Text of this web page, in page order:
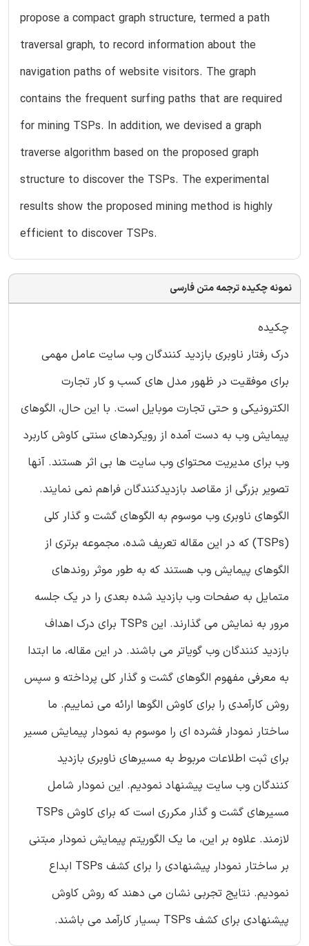
propose a compact graph structure, termed a path
traversal graph, to record information about the
navigation paths of website visitors. The graph
contains the frequent surfing paths that are required
for mining TSPs. In addition, we devised a graph
traverse algorithm based on the proposed graph
structure to discover the TSPs. The experimental
results show the proposed mining method is highly
efficient to discover TSPs.
نمونه چکیده ترجمه متن فارسی
چکیده
درک رفتار ناوبری بازدید کنندگان وب سایت عامل مهمی
برای موفقیت در ظهور مدل های کسب و کار تجارت
الکترونیکی و حتی تجارت موبایل است. با این حال، الگوهای
پیمایش وب به دست آمده از رویکردهای سنتی کاوش کاربرد
وب برای مدیریت محتوای وب سایت ها ‏بی اثر هستند. آنها
تصویر بزرگی از مقاصد بازدیدکنندگان فراهم نمی نمایند.
الگوهای ناوبری وب موسوم به الگوهای گشت و گذار کلی
(TSPs) که در این مقاله تعریف شده، مجموعه برتری از
الگوهای پیمایش وب هستند که به طور موثر روندهای
متمایل به صفحات وب بازدید شده بعدی را در یک جلسه
مرور به نمایش می گذارند. این TSPs برای درک اهداف
بازدید کنندگان وب گویاتر می باشند. در این مقاله، ما ابتدا
به معرفی مفهوم الگوهای گشت و گذار کلی پرداخته و سپس
روش کارآمدی را برای کاوش الگوها ارائه می نماییم. ما
ساختار نمودار فشرده ای را موسوم به نمودار پیمایش مسیر
برای ثبت اطلاعات مربوط به مسیرهای ناوبری بازدید
کنندگان وب سایت پیشنهاد نمودیم. این نمودار شامل
مسیرهای گشت و گذار مکرری است که برای کاوش TSPs
لازمند. علاوه بر این، ما یک الگوریتم پیمایش نمودار مبتنی
بر ساختار نمودار پیشنهادی را برای کشف TSPs ابداع
نمودیم. نتایج تجربی نشان می دهند که روش کاوش
پیشنهادی برای کشف TSPs بسیار کارآمد می باشند.